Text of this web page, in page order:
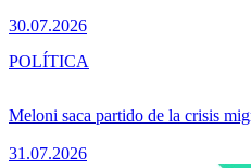
30.07.2026
Meloni saca partido de la crisis
31.07.2026
POLÍTICA